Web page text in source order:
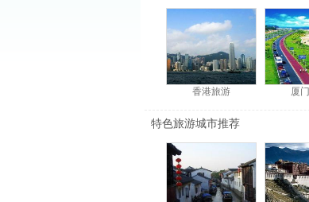
香港旅游 厦
特色旅游城市推荐